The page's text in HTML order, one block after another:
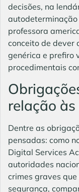
decisões, na
professora
conceito de dever
genérica e prefiro
procedimentais
relação
Dentre as
pensadas: como
Digital Services
autoridades
crimes graves
segurança,